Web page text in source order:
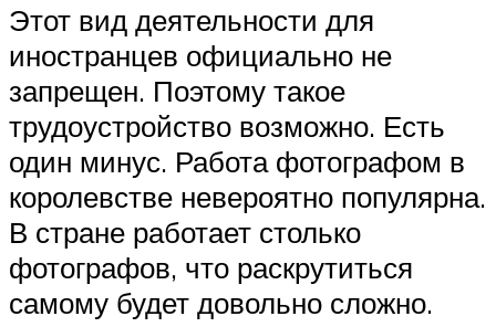
Этот вид деятельности для
иностранцев официально не
запрещен. Поэтому такое
трудоустройство возможно. Есть
один минус. Работа фотографом в
королевстве невероятно популярна.
В стране работает столько
фотографов, что раскрутиться
самому будет довольно сложно.